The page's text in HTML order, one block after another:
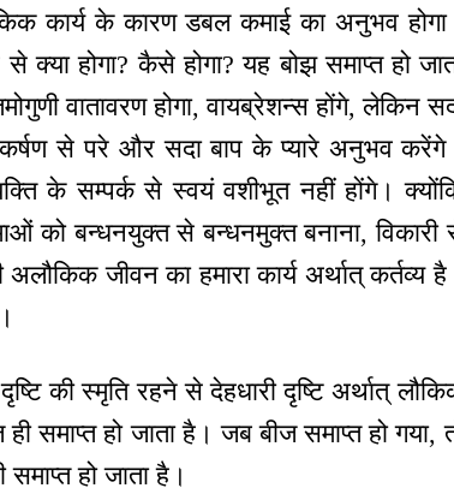
कार्य के कारण डबल कमाई का अनुभव
होगा? कैसे होगा? यह बोझ समाप्त हो
वातावरण होगा, वायब्रेशन्स होंगे, लेकिन
से परे और सदा बाप के प्यारे अनुभव
के सम्पर्क से स्वयं वशीभूत नहीं होंगे।
को बन्धनयुक्त से बन्धनमुक्त बनाना, विकारी
जीवन का हमारा कार्य अर्थात् कर्तव्य
की स्मृति रहने से देहधारी दृष्टि अर्थात्
समाप्त हो जाता है। जब बीज समाप्त हो गया,
हो जाता है।